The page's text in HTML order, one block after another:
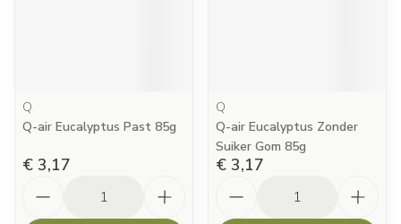
Q
Q-air Eucalyptus Past 85g
€ 3,17
Q
Q-air Eucalyptus Zonder
Suiker Gom 85g
€ 3,17